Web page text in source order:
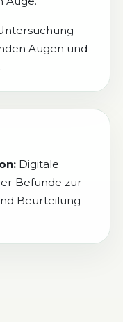
Augen und
Digitale
Befunde zur
Beurteilung
wir Daten
und werden